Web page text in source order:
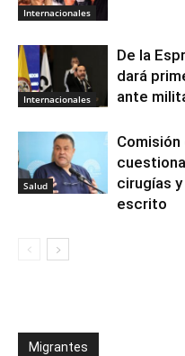
Internacionales
Internacionales
De la
dará
ante
Salud
cirugías
escrito
Migrantes